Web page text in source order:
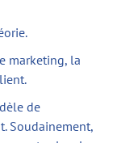
marketing, la
de
Soudainement,